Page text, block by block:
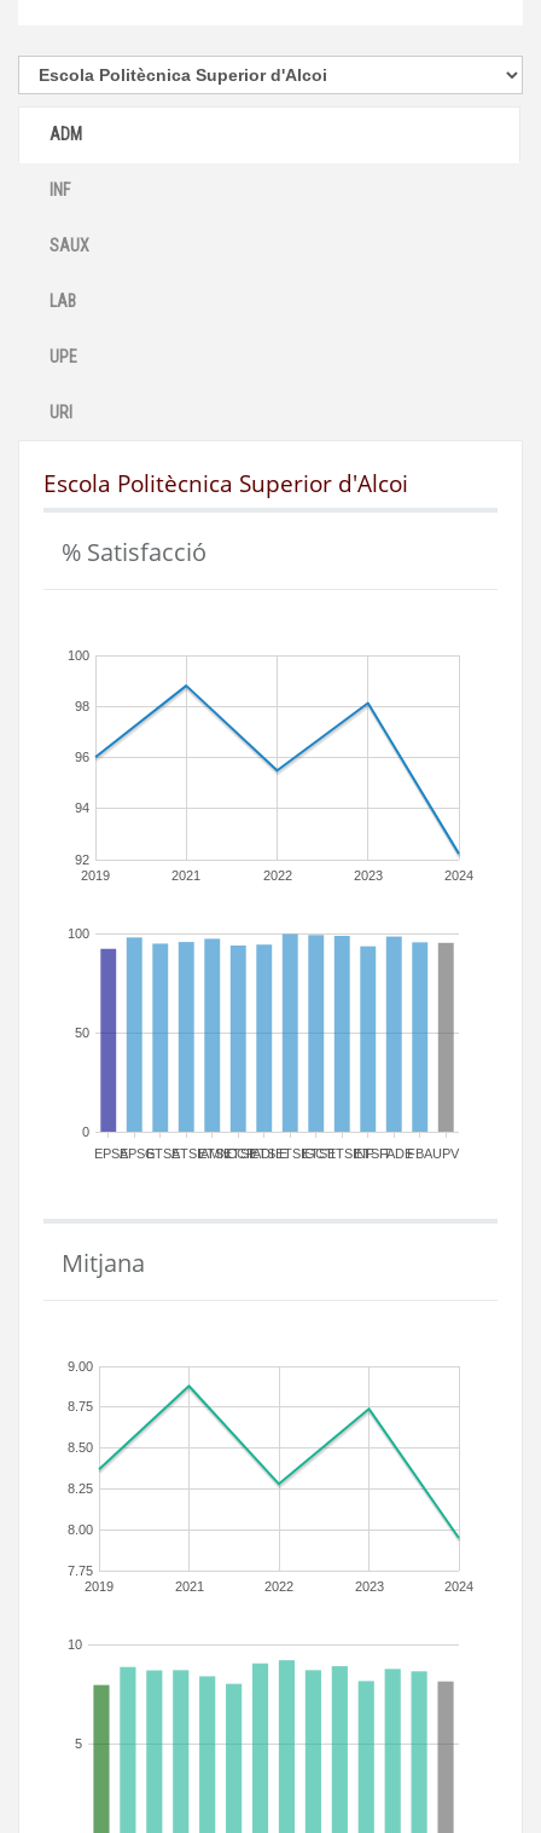
ADM
INF
SAUX
LAB
UPE
URI
Escola Politècnica Superior d'Alcoi
% Satisfacció
2019 2021 2022 2023 2024
92
94
96
98
100
EPSAEPSGETSAETSIAMN
ETSICCP
ETSIADI
ETSIEETSIGCT
ETSIIETSINFETSITFADEFBAUPV
0
50
100
Mitjana
2019 2021 2022 2023 2024
7.75
8.00
8.25
8.50
8.75
9.00
5
10